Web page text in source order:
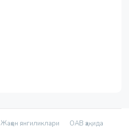
Жаҳон янгиликлари ОАВ ҳақида